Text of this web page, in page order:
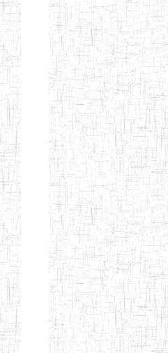
TTC TATUM
ST PIUS X
TECHNICAL
TEACHER
TRAINING
COLLEGE
TATUM
NIGHTINGALE
TEACHER
TRAINING
COLLEGE
CHRIST THE
KING TEACHER
TRAINING